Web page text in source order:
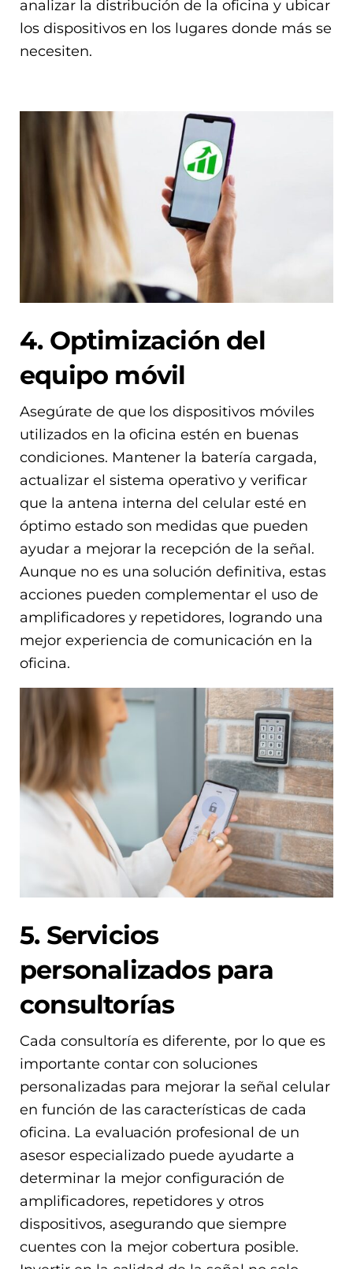
analizar la distribución de la oficina y ubicar
los dispositivos en los lugares donde más se
necesiten.
4. Optimización del
equipo móvil
Asegúrate de que los dispositivos móviles
utilizados en la oficina estén en buenas
condiciones. Mantener la batería cargada,
actualizar el sistema operativo y verificar
que la antena interna del celular esté en
óptimo estado son medidas que pueden
ayudar a mejorar la recepción de la señal.
Aunque no es una solución definitiva, estas
acciones pueden complementar el uso de
amplificadores y repetidores, logrando una
mejor experiencia de comunicación en la
oficina.
5. Servicios
personalizados para
consultorías
Cada consultoría es diferente, por lo que es
importante contar con soluciones
personalizadas para mejorar la señal celular
en función de las características de cada
oficina. La evaluación profesional de un
asesor especializado puede ayudarte a
determinar la mejor configuración de
amplificadores, repetidores y otros
dispositivos, asegurando que siempre
cuentes con la mejor cobertura posible.